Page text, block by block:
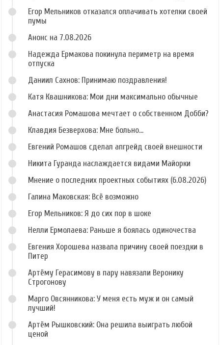
Егор Мельников отказался оплачивать хотелки своей
пумы
Анонс на 7.08.2026
Надежда Ермакова покинула периметр на время
отпуска
Даниил Сахнов: Принимаю поздравления!
Катя Квашникова: Мои дни максимально обычные
Анастасия Ромашова мечтает о собственном Добби?
Клавдия Безверхова: Мне больно...
Евгений Ромашов сделал апгрейд своей внешности
Никита Гуранда наслаждается видами Майорки
Мнение о последних проектных событиях (6.08.2026)
Галина Маковская: Всё возможно
Егор Мельников: Я до сих пор в шоке
Нелли Ермолаева: Раньше я боялась одиночества
Евгения Хорошева назвала причину своей поездки в
Питер
Артёму Герасимову в пару навязали Веронику
Строгонову
Марго Овсянникова: У меня есть муж и он самый
лучший!
Артём Рышковский: Она решила выиграть любой
ценой